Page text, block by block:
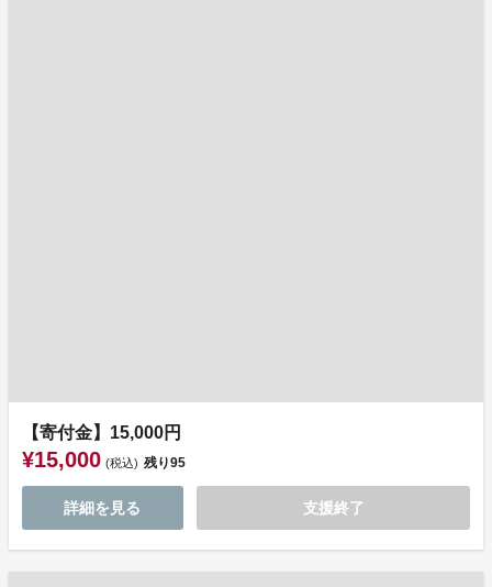
【寄付金】15,000円
¥15,000 (税込) 残り95
詳細を見る 支援終了